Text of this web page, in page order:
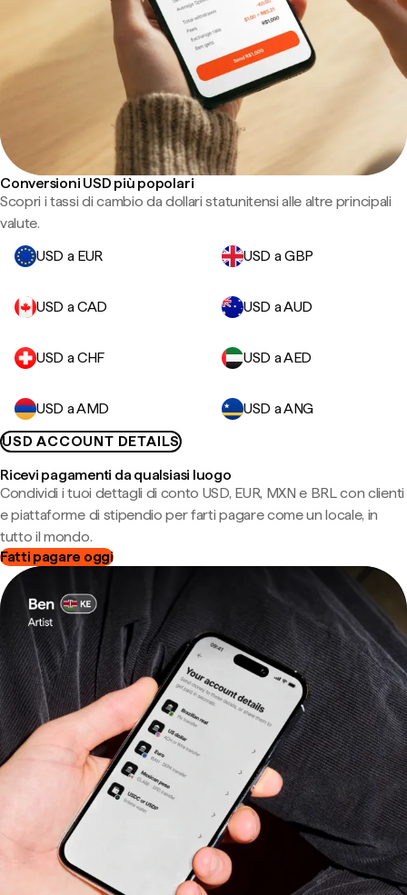
Conversioni USD più popolari
Scopri i tassi di cambio da dollari statunitensi alle altre principali
valute.
USD a EUR
USD a GBP
USD a CAD USD a AUD
USD a CHF USD a AED
USD a AMD
USD a ANG
USD ACCOUNT DETAILS
Ricevi pagamenti da qualsiasi luogo
Condividi i tuoi dettagli di conto USD, EUR, MXN e BRL con clienti
e piattaforme di stipendio per farti pagare come un locale, in
tutto il mondo.
Fatti pagare oggi